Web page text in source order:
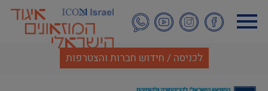
לתוכן
העיקרי
לכניסה / חידוש חברות והצטרפות